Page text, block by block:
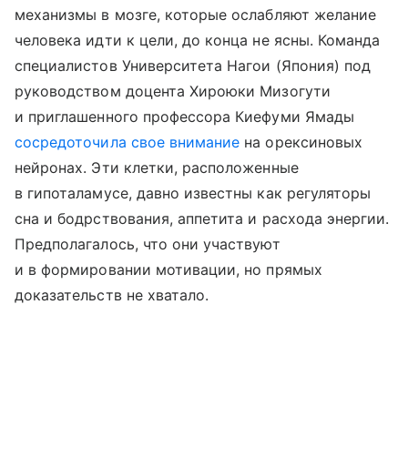
механизмы в мозге, которые ослабляют желание
человека идти к цели, до конца не ясны. Команда
специалистов Университета Нагои (Япония) под
руководством доцента Хироюки Мизогути
и приглашенного профессора Киефуми Ямады
сосредоточила свое внимание на орексиновых
нейронах. Эти клетки, расположенные
в гипоталамусе, давно известны как регуляторы
сна и бодрствования, аппетита и расхода энергии.
Предполагалось, что они участвуют
и в формировании мотивации, но прямых
доказательств не хватало.